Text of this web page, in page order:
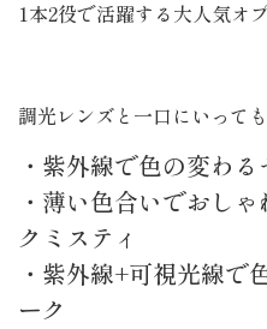
1本2役で活躍する大人気オ
調光レンズと一口にいっても
・紫外線で色の変わ
・薄い色合いでおし
クミスティ
・紫外線+可視光線で
ーク